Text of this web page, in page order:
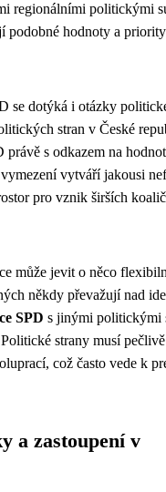
regionálními politickými
podobné hodnoty a
se dotýká i otázky
stran v České
s odkazem na
vytváří jakousi
pro vznik širších
může jevit o něco
někdy převažují nad
SPD s jinými politickými
strany musí
což často vede k
a zastoupení v